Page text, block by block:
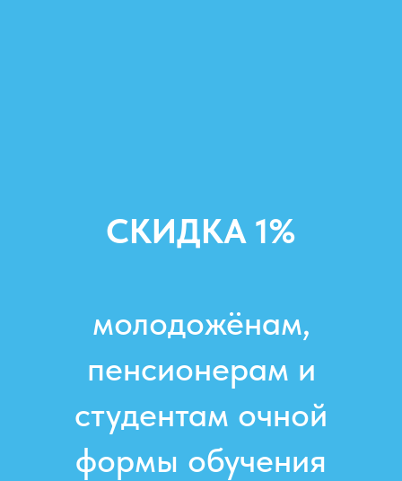
СКИДКА 1%
молодожёнам,
пенсионерам и
студентам очной
формы обучения